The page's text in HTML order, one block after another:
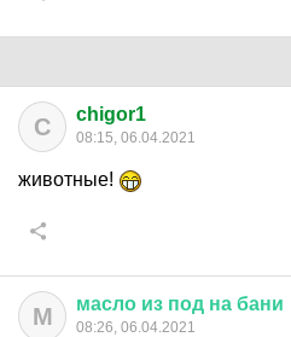
C chigor1
08:15, 06.04.2021
животные!
М масло из под на бани
08:26, 06.04.2021